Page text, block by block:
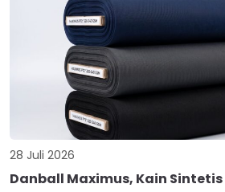
konveksi baru tertukar […]
28 Juli 2026
Danball Maximus, Kain